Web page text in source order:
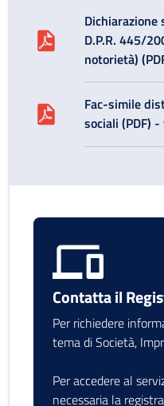
D.P.R. 445/
notorietà)
Fac-simile
sociali (PDF) -
Contatta il
Per richiedere
tema di Società,
Per accedere al
necessaria la